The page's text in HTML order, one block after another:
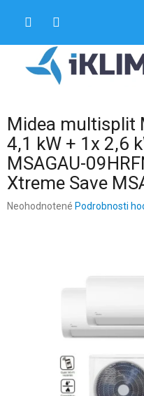
Midea multisplit
4,1 kW + 1x 2,6
MSAGAU-
Xtreme Save
Priemerné
Neohodnotené Podrobnosti